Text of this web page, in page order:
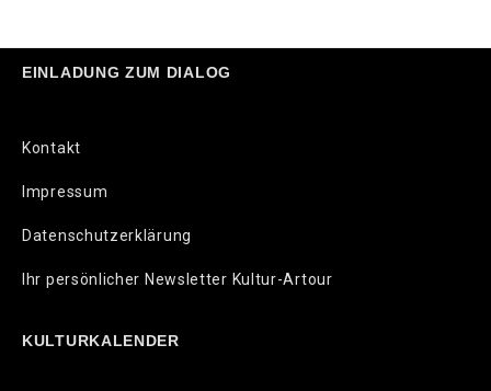
EINLADUNG ZUM DIALOG
Kontakt
Impressum
Datenschutzerklärung
Ihr persönlicher Newsletter Kultur-Artour
KULTURKALENDER